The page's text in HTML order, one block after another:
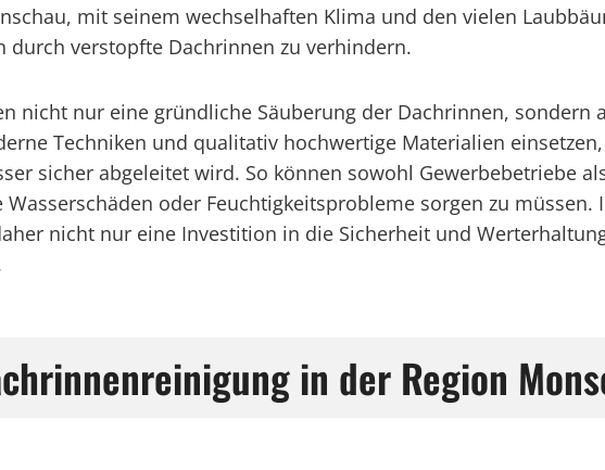
mit seinem wechselhaften Klima und den vielen
durch verstopfte Dachrinnen zu verhindern.
nicht nur eine gründliche Säuberung der Dachrinnen, sondern
Techniken und qualitativ hochwertige Materialien
sicher abgeleitet wird. So können sowohl Gewerbebetriebe
oder Feuchtigkeitsprobleme sorgen zu müssen.
nicht nur eine Investition in die Sicherheit und
in der Region